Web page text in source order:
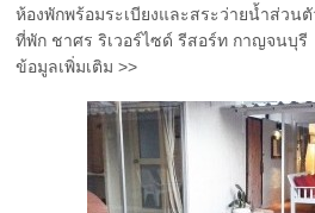
ห้องพักพร้อมระเบียงและสระว่ายน้ำส่วนตั
ที่พัก ชาศร ริเวอร์ไซด์ รีสอร์ท กาญจนบุรี
ข้อมูลเพิ่มเติม >>